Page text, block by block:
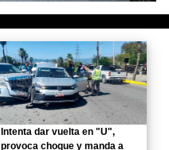
Intenta dar vuelta en "U",
provoca choque y manda a